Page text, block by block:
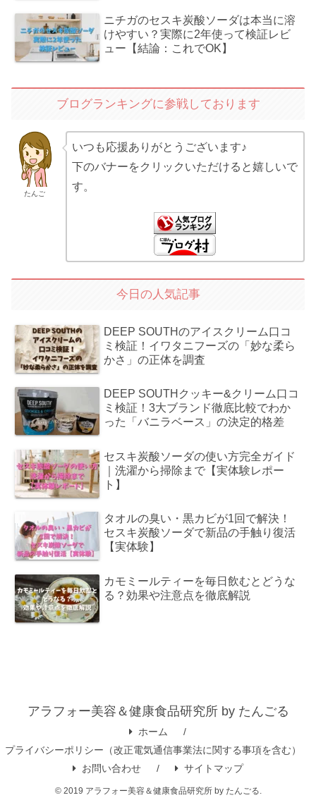
ニチガのセスキ炭酸ソーダは本当に溶
けやすい？実際に2年使って検証レビ
ュー【結論：これでOK】
ブログランキングに参戦しております
たんご
いつも応援ありがとうございます♪
下のバナーをクリックいただけると嬉しいで
す。
今日の人気記事
DEEP SOUTHのアイスクリーム口コ
ミ検証！イワタニフーズの「妙な柔ら
かさ」の正体を調査
DEEP SOUTHクッキー&クリーム口コ
ミ検証！3大ブランド徹底比較でわか
った「バニラベース」の決定的格差
セスキ炭酸ソーダの使い方完全ガイド
｜洗濯から掃除まで【実体験レポー
ト】
タオルの臭い・黒カビが1回で解決！
セスキ炭酸ソーダで新品の手触り復活
【実体験】
カモミールティーを毎日飲むとどうな
る？効果や注意点を徹底解説
アラフォー美容＆健康食品研究所 by たんごる
ホーム
プライバシーポリシー（改正電気通信事業法に関する事項を含む）
お問い合わせ
サイトマップ
© 2019 アラフォー美容＆健康食品研究所 by たんごる.